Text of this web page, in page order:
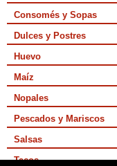
Consomés y Sopas
Dulces y Postres
Huevo
Maíz
Nopales
Pescados y Mariscos
Salsas
Tacos